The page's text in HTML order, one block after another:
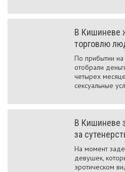
В Кишиневе
торговлю
По прибытии
отобрали
четырех
сексуальные
В Кишиневе
за
На момент
девушек,
эротическом